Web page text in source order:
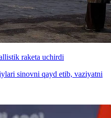
raketa uchirdi
sinovni qayd etib, vaziyatni